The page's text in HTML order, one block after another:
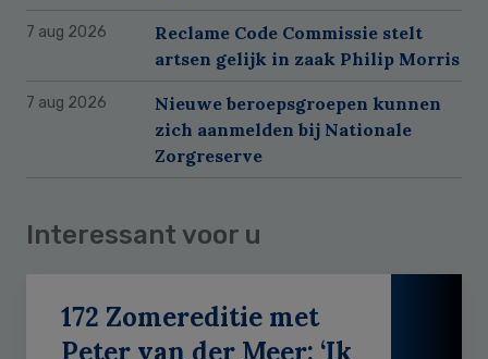
7 aug 2026
Reclame Code Commissie stelt
artsen gelijk in zaak Philip Morris
7 aug 2026
Nieuwe beroepsgroepen kunnen
zich aanmelden bij Nationale
Zorgreserve
Interessant voor u
172 Zomereditie met
Peter van der Meer: ‘Ik